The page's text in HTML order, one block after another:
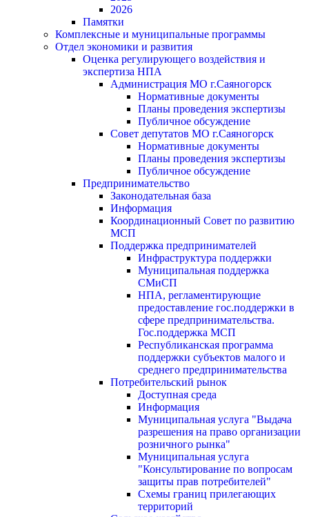
2026
Памятки
Комплексные и муниципальные программы
Отдел экономики и развития
Оценка регулирующего воздействия и
экспертиза НПА
Администрация МО г.Саяногорск
Нормативные документы
Планы проведения экспертизы
Публичное обсуждение
Совет депутатов МО г.Саяногорск
Нормативные документы
Планы проведения экспертизы
Публичное обсуждение
Предпринимательство
Законодательная база
Информация
Координационный Совет по развитию
МСП
Поддержка предпринимателей
Инфраструктура поддержки
Муниципальная поддержка
СМиСП
НПА, регламентирующие
предоставление гос.поддержки в
сфере предпринимательства.
Гос.поддержка МСП
Республиканская программа
поддержки субъектов малого и
среднего предпринимательства
Потребительский рынок
Доступная среда
Информация
Муниципальная услуга "Выдача
разрешения на право организации
розничного рынка"
Муниципальная услуга
"Консультирование по вопросам
защиты прав потребителей"
Схемы границ прилегающих
территорий